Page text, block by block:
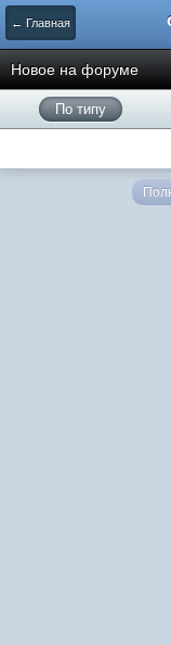
← Главная
Новое на форуме
По типу